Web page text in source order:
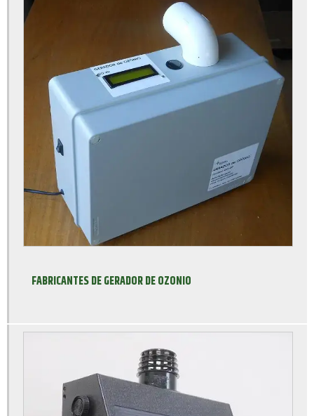
Fornecedor de fonte chaveada
Gerador de ozônio
Gerador de ozônio ar e água
Gerador de ozônio comprar
Gerador de ozônio para água
Gerador de ozônio para ar
Gerador de ozônio preço
Montagem de placas eletrônicas
Produção de placas eletrônicas
FABRICANTES DE GERADOR DE OZONIO